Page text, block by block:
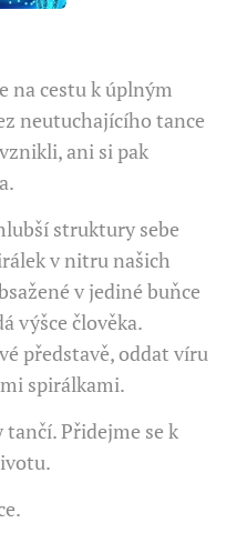
na cestu k úplným
neutuchajícího tance
ani si pak
struktury sebe
v nitru našich
v jediné buňce
výšce člověka.
představě, oddat víru
spirálkami.
Přidejme se k